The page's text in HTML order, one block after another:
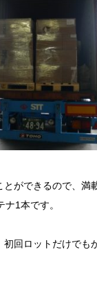
ができるので、満
1本です。
回ロットだけでも